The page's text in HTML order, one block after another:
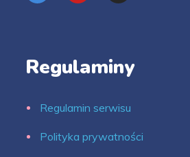
Regulaminy
Regulamin serwisu
Polityka prywatności